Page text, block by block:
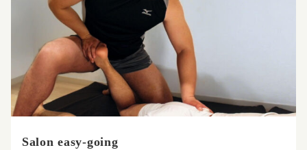
Salon easy-going